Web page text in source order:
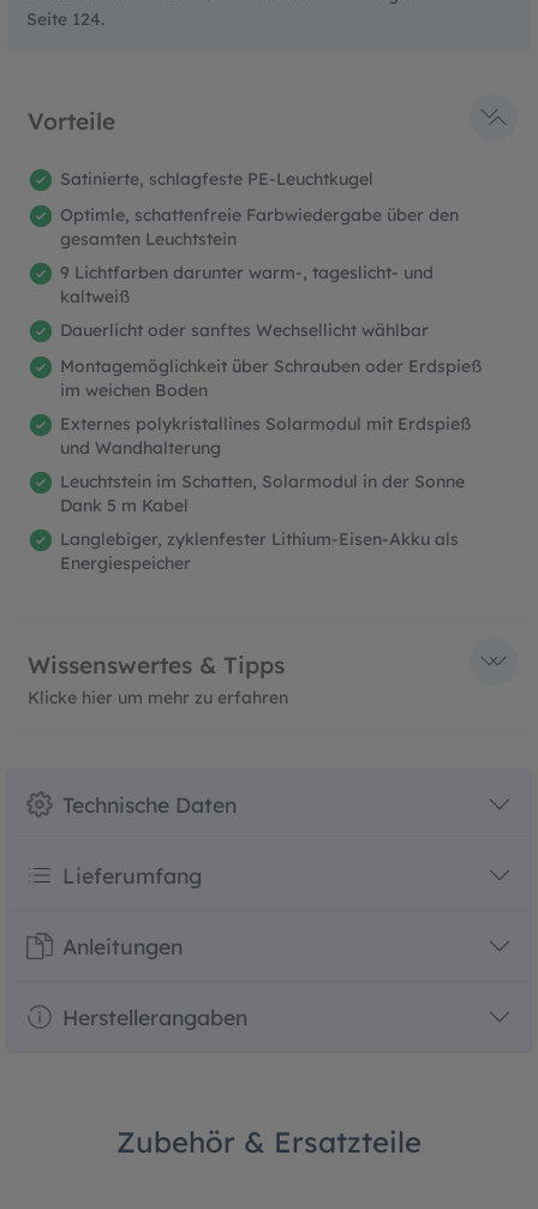
Seite 124.
Vorteile
Satinierte, schlagfeste PE-Leuchtkugel
Optimle, schattenfreie Farbwiedergabe über den
gesamten Leuchtstein
9 Lichtfarben darunter warm-, tageslicht- und
kaltweiß
Dauerlicht oder sanftes Wechsellicht wählbar
Montagemöglichkeit über Schrauben oder Erdspieß
im weichen Boden
Externes polykristallines Solarmodul mit Erdspieß
und Wandhalterung
Leuchtstein im Schatten, Solarmodul in der Sonne
Dank 5 m Kabel
Langlebiger, zyklenfester Lithium-Eisen-Akku als
Energiespeicher
Wissenswertes & Tipps
Klicke hier um mehr zu erfahren
Technische Daten
Lieferumfang
Anleitungen
Herstellerangaben
Zubehör & Ersatzteile